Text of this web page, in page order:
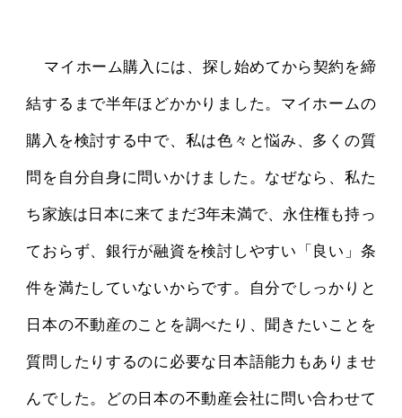
マイホーム購入には、探し始めてから契約を締
結するまで半年ほどかかりました。マイホームの
購入を検討する中で、私は色々と悩み、多くの質
問を自分自身に問いかけました。なぜなら、私た
ち家族は日本に来てまだ3年未満で、永住権も持っ
ておらず、銀行が融資を検討しやすい「良い」条
件を満たしていないからです。自分でしっかりと
日本の不動産のことを調べたり、聞きたいことを
質問したりするのに必要な日本語能力もありませ
んでした。どの日本の不動産会社に問い合わせて